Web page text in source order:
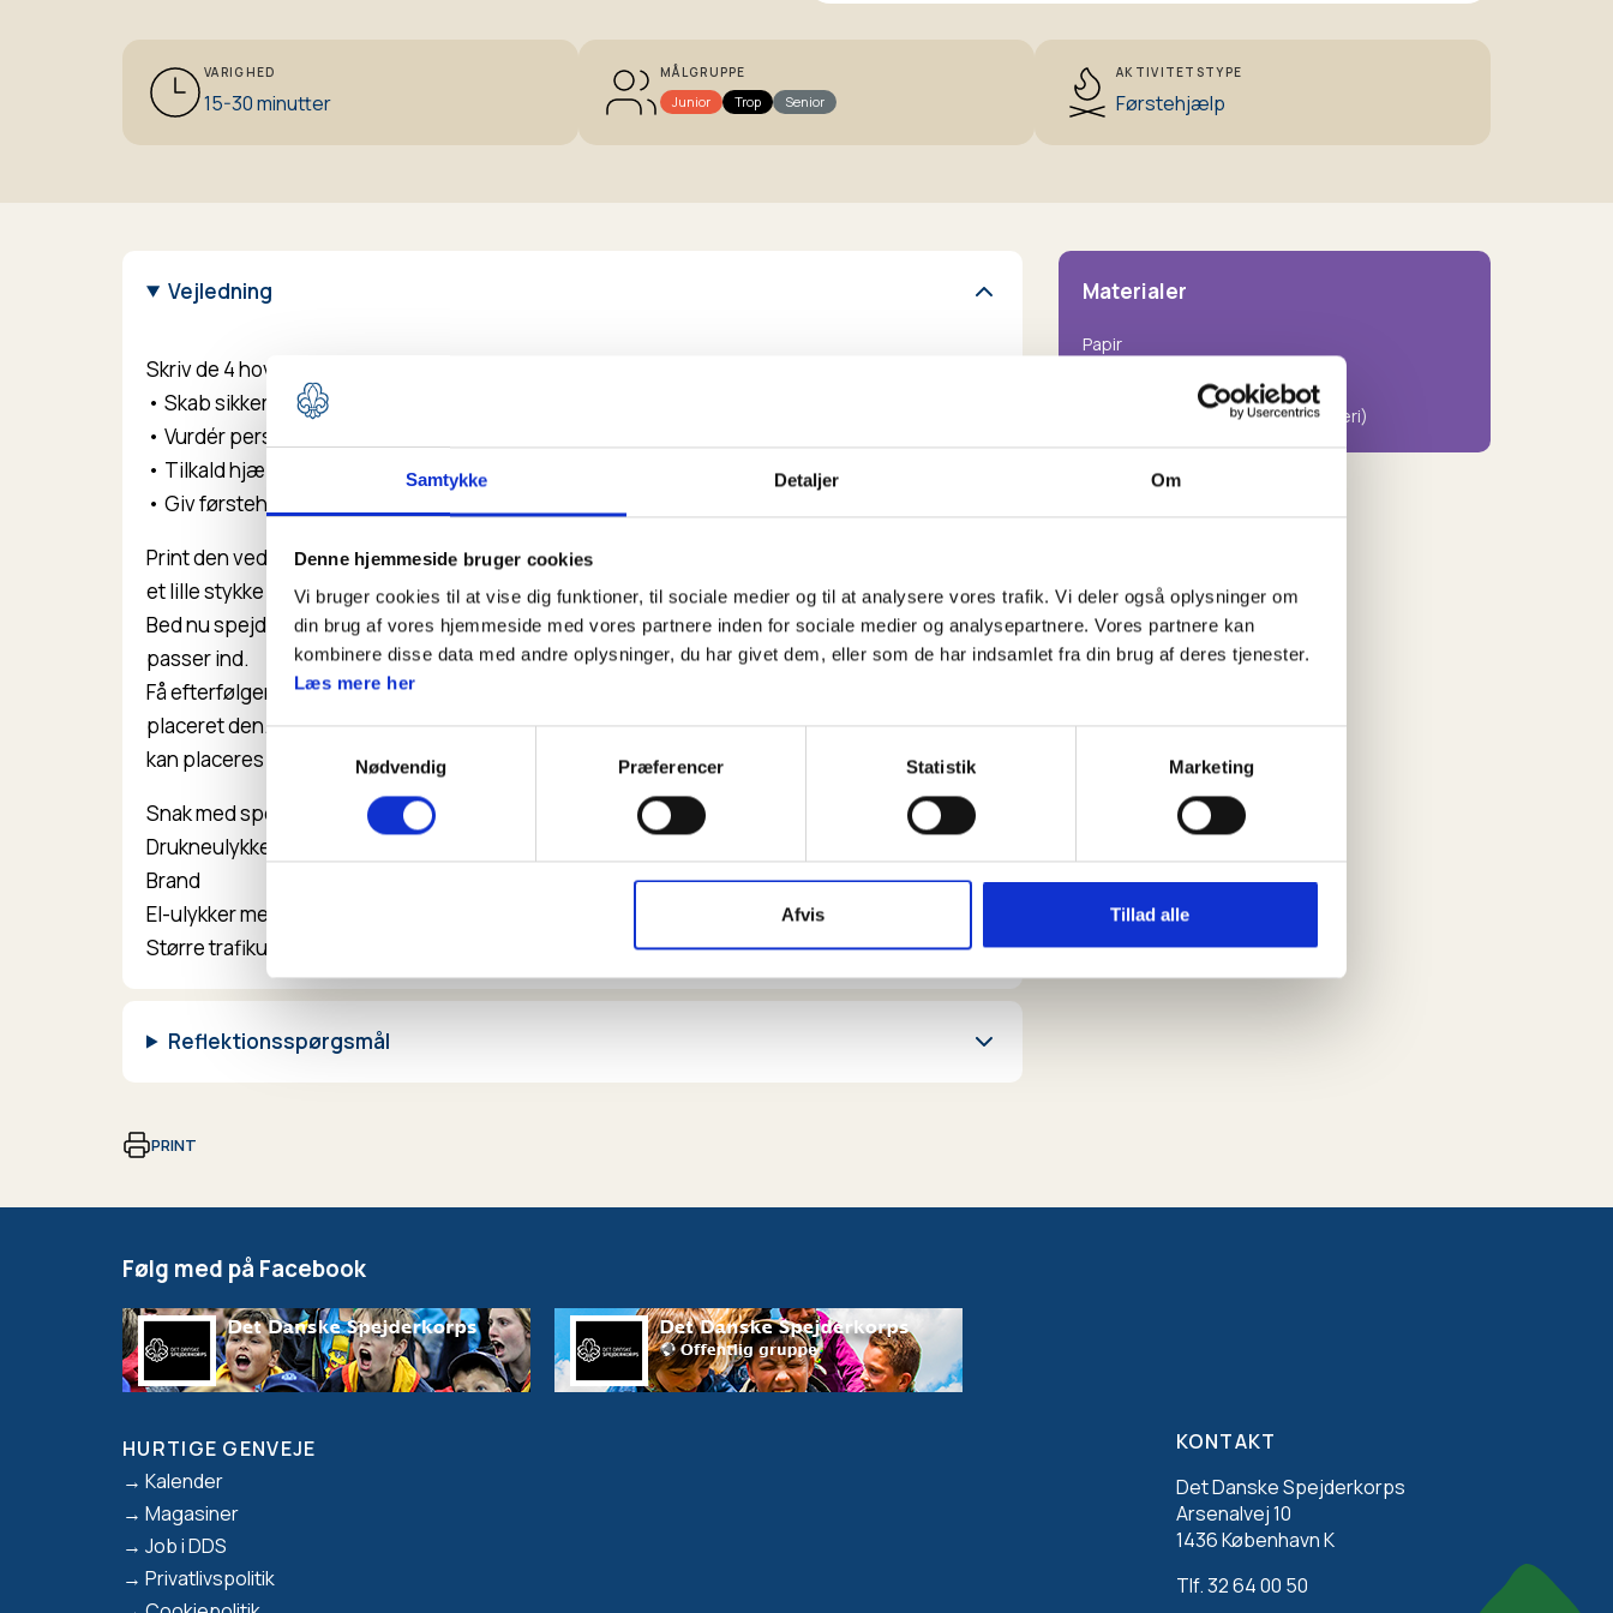
Samtykke Detaljer Om
Denne hjemmeside bruger cookies
Vi bruger cookies til at vise dig funktioner, til sociale medier og til at analysere vores trafik. Vi deler også oplysninger om
din brug af vores hjemmeside med vores partnere inden for sociale medier og analysepartnere. Vores partnere kan
kombinere disse data med andre oplysninger, du har givet dem, eller som de har indsamlet fra din brug af deres tjenester.
Læs mere her
Samtykkevalg
Nødvendig
Præferencer Statistik Marketing
Afvis Tillad alle
VARIGHED
15-30 minutter
MÅLGRUPPE
Junior Trop Senior
AKTIVITETSTYPE
Førstehjælp
Materialer
Papir
Print af handlinger (se billedegalleri)
Vejledning
Skriv de 4 hovedpunkter op på hver deres stykke papir:
• Skab sikkerhed
• Vurdér personen
• Tilkald hjælp
• Giv førstehjælp
Print den vedhæftede side med mulige handlinger, og klip siden op, så hver handling står på
et lille stykke papir.
Bed nu spejderne om at placere de enkelte handlinger på det hovedpunkt, hvor de mener det
passer ind.
Få efterfølgende en snak om, hvorfor spejderne mener handlingen hører til, hvor de har
placeret den. Er I enige om placeringen? Hvorfor/hvorfor ikke? Er der nogen handlinger, der
kan placeres forskelligt afhængig af, hvilken ulykke der er tale om?
Snak med spejderne om, at i nogle situationer kan man ikke selv kan skabe sikkerhed:
Drukneulykker
Brand
El-ulykker med højspændingsledninger
Større trafikulykker
Reflektionsspørgsmål
PRINT
Følg med på Facebook
KONTAKT
Det Danske Spejderkorps
Arsenalvej 10
1436 København K
Tlf. 32 64 00 50
Footer
HURTIGE GENVEJE
Kalender
Magasiner
Job i DDS
Privatlivspolitik